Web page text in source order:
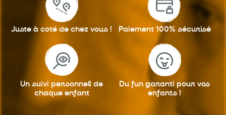
Juste à coté de chez vous ! Paiement 100% sécurisé
Un suivi personnel de
chaque enfant
Du fun garantipour vos
enfants !